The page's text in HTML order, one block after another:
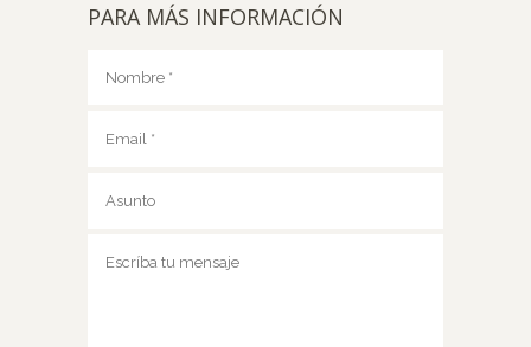
PARA MÁS INFORMACIÓN